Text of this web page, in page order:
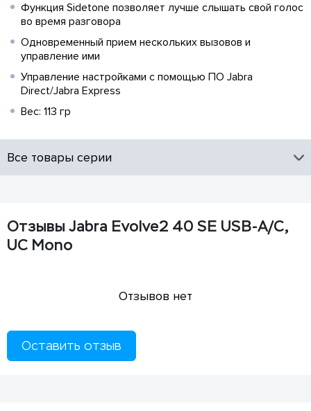
Функция Sidetone позволяет лучше слышать свой голос
во время разговора
Одновременный прием нескольких вызовов и
управление ими
Управление настройками с помощью ПО Jabra
Direct/Jabra Express
Вес: 113 гр
Все товары серии
Отзывы Jabra Evolve2 40 SE USB-A/C,
UC Mono
Отзывов нет
Оставить отзыв